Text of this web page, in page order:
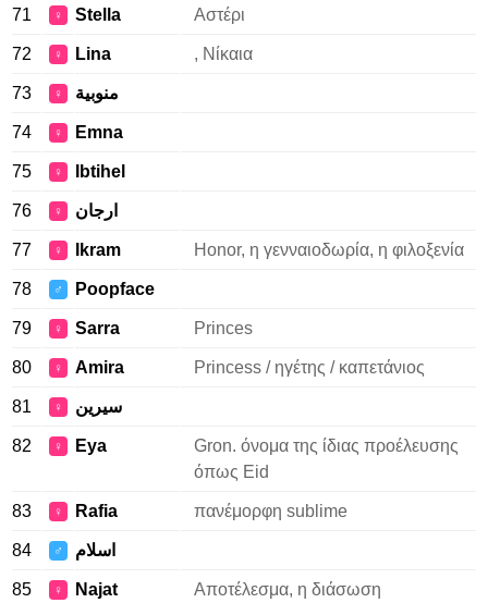
71 ♀ Stella Αστέρι
72 ♀ Lina , Νίκαια
73 ♀ منوبية
74 ♀ Emna
75 ♀ Ibtihel
76 ♀ ارجان
77 ♀ Ikram Honor, η γενναιοδωρία, η φιλοξενία
78 ♂ Poopface
79 ♀ Sarra Princes
80 ♀ Amira Princess / ηγέτης / καπετάνιος
81 ♀ سيرين
82 ♀ Eya
Gron. όνομα της ίδιας προέλευσης
όπως Eid
83 ♀ Rafia πανέμορφη sublime
84 ♂ اسلام
85 ♀ Najat Αποτέλεσμα, η διάσωση